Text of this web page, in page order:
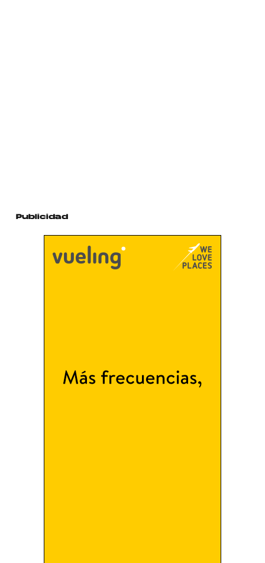
Publicidad